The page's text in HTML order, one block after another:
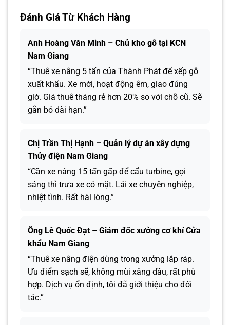
Đánh Giá Từ Khách Hàng
Anh Hoàng Văn Minh – Chủ kho gỗ tại KCN
Nam Giang
“Thuê xe nâng 5 tấn của Thành Phát để xếp gỗ
xuất khẩu. Xe mới, hoạt động êm, giao đúng
giờ. Giá thuê tháng rẻ hơn 20% so với chỗ cũ. Sẽ
gắn bó dài hạn.”
Chị Trần Thị Hạnh – Quản lý dự án xây dựng
Thủy điện Nam Giang
“Cần xe nâng 15 tấn gấp để cẩu turbine, gọi
sáng thì trưa xe có mặt. Lái xe chuyên nghiệp,
nhiệt tình. Rất hài lòng.”
Ông Lê Quốc Đạt – Giám đốc xưởng cơ khí Cửa
khẩu Nam Giang
“Thuê xe nâng điện dùng trong xưởng lắp ráp.
Ưu điểm sạch sẽ, không mùi xăng dầu, rất phù
hợp. Dịch vụ ổn định, tôi đã giới thiệu cho đối
tác.”